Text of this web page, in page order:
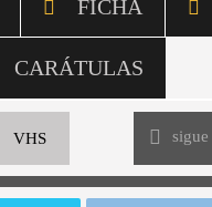
FICHA
CARÁTULAS
VHS sigue